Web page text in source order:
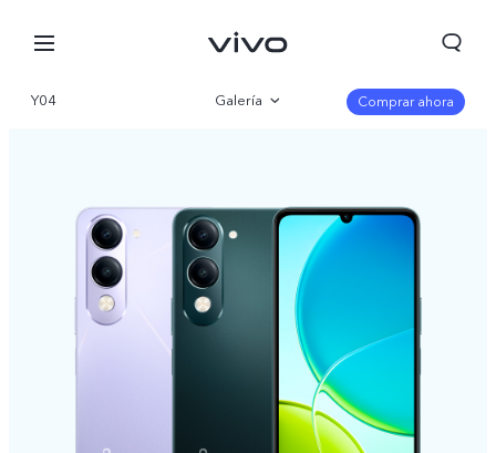
Colombia | Seleccione país/región
Y04 Galería
Especificaciones
Comprar ahora